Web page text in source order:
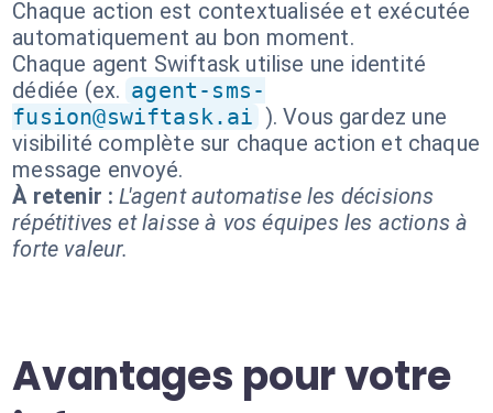
Chaque action est contextualisée et exécutée
automatiquement au bon moment.
Chaque agent Swiftask utilise une identité
dédiée (ex. agent-sms-
fusion@swiftask.ai ). Vous gardez une
visibilité complète sur chaque action et chaque
message envoyé.
À retenir : L'agent automatise les décisions
répétitives et laisse à vos équipes les actions à
forte valeur.
Avantages pour votre